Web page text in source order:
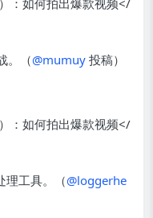
。（@mumuy 投稿）
理工具。（@loggerhe